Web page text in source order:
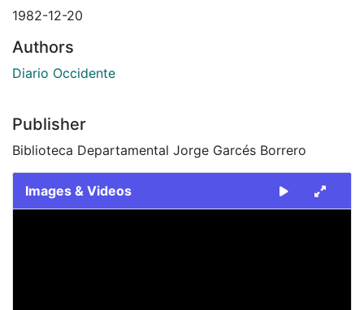
1982-12-20
Authors
Diario Occidente
Publisher
Biblioteca Departamental Jorge Garcés Borrero
Images & Videos